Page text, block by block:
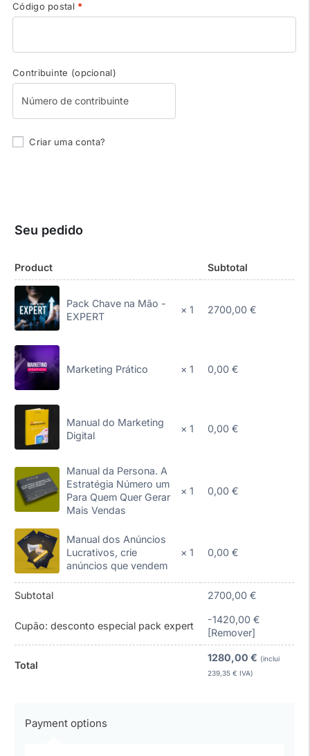
Código postal *
Contribuinte (opcional)
Criar uma conta?
Seu pedido
Product Subtotal
Pack Chave na Mão -
EXPERT
× 1 2700,00 €
Marketing Prático × 1 0,00 €
Manual do Marketing
Digital
× 1 0,00 €
Manual da Persona. A
Estratégia Número um
Para Quem Quer Gerar
Mais Vendas
× 1 0,00 €
Manual dos Anúncios
Lucrativos, crie
anúncios que vendem
× 1 0,00 €
Subtotal 2700,00 €
Cupão: desconto especial pack expert
-1420,00 €
[Remover]
Total
1280,00 € (inclui
239,35 € IVA)
Payment options